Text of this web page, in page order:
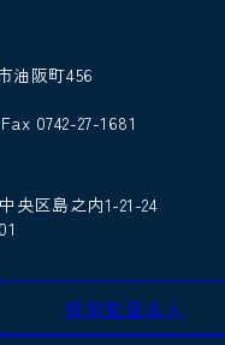
油阪町456
0742-27-1681
央区島之内1-21-24
恒栄監査法人